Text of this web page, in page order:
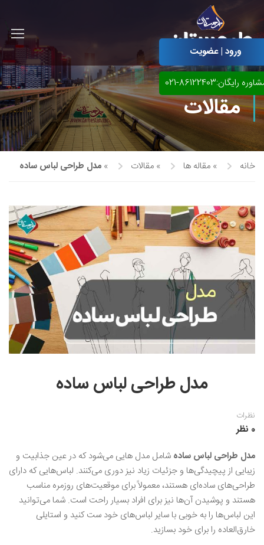
آموزش مجازی طراحی لباس
آموزش مجازی گرافیک
آموزش مجازی طراحی داخلی
نقاشی پاستل
نقاشی رنگ روغن
نقاشی آبرنگ
نقاشی کودک و نوجوان
طراحی سیاه قلم
نقاش مداد رنگی
خوشنویسی نستعلیق
خوشنویسی با خودکار
خط نقاشی
ورود | عضویت
رایگان:86122403-021
مقالات
خانه » مقاله ها » مقالات » مدل طراحی لباس ساده
مدل طراحی لباس ساده
نظرات
0 نظر
مدل طراحی لباس ساده شامل مدل‌ هایی می‌شود که در عین جذابیت و
زیبایی از پیچیدگی‌ها و جزئیات زیاد نیز دوری می‌کنند. لباس‌هایی که دارای
طراحی‌های ساده‌ای هستند، معمولاً برای موقعیت‌های روزمره مناسب
هستند و پوشیدن آن‌ها نیز برای افراد بسیار راحت است. شما می‌توانید
این لباس‌ها را به خوبی با سایر لباس‌های خود ست کنید و استایلی
خارق‌العاده را برای خود بسازید.